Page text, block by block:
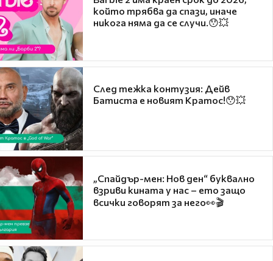
който трябва да спази, иначе
никога няма да се случи.😯💥
След тежка контузия: Дейв
Батиста е новият Кратос!😯💥
„Спайдър-мен: Нов ден“ буквално
взриви кината у нас – ето защо
всички говорят за него👀🎬